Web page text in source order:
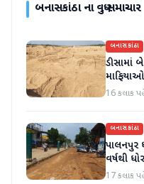
બનાસકાંઠાના વધુ સમાચાર
બનાસકાંઠા
ડીસામાં
16 કલાક
બનાસકાંઠા
પાલનપુર
વર્ષથી
હાલાકી
17 કલાક